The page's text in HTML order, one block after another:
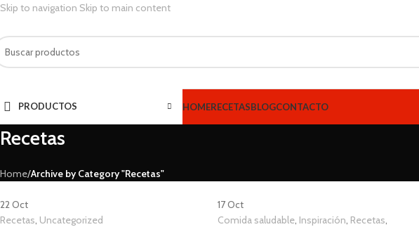
Skip to navigation Skip to main content
PRODUCTOS HOMERECETASBLOGCONTACTO
Recetas
Home/Archive by Category "Recetas"
22Oct
Recetas, Uncategorized
17Oct
Comida saludable, Inspiración, Recetas,